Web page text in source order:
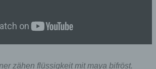
zähen flüssigkeit mit maya bifröst.